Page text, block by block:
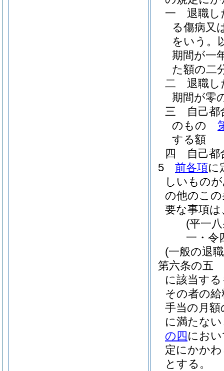
一
退職し
る傷病又
をいう。
期間が一
た額の二
二
退職し
期間が
三
自己
のもの
する額
四
自己
5
前各項に
しいもの
の他のこ
要な事項
(平一
一・令
(一般の退
第六条の五
に該当す
その者の
手当の月
に満たな
の四にお
定にかか
とする。